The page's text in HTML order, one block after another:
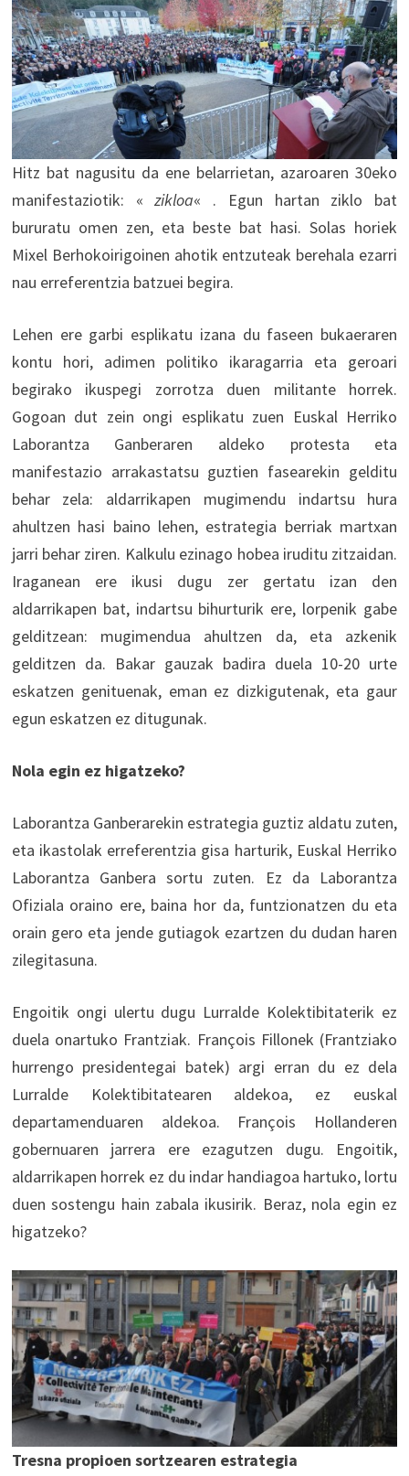
Hitz bat nagusitu da ene belarrietan, azaroaren 30eko
manifestaziotik: «zikloa« . Egun hartan ziklo bat
bururatu omen zen, eta beste bat hasi. Solas horiek
Mixel Berhokoirigoinen ahotik entzuteak berehala ezarri
nau erreferentzia batzuei begira.
Lehen ere garbi esplikatu izana du faseen bukaeraren
kontu hori, adimen politiko ikaragarria eta geroari
begirako ikuspegi zorrotza duen militante horrek.
Gogoan dut zein ongi esplikatu zuen Euskal Herriko
Laborantza Ganberaren aldeko protesta eta
manifestazio arrakastatsu guztien fasearekin gelditu
behar zela: aldarrikapen mugimendu indartsu hura
ahultzen hasi baino lehen, estrategia berriak martxan
jarri behar ziren. Kalkulu ezinago hobea iruditu zitzaidan.
Iraganean ere ikusi dugu zer gertatu izan den
aldarrikapen bat, indartsu bihurturik ere, lorpenik gabe
gelditzean: mugimendua ahultzen da, eta azkenik
gelditzen da. Bakar gauzak badira duela 10-20 urte
eskatzen genituenak, eman ez dizkigutenak, eta gaur
egun eskatzen ez ditugunak.
Nola egin ez higatzeko?
Laborantza Ganberarekin estrategia guztiz aldatu zuten,
eta ikastolak erreferentzia gisa harturik, Euskal Herriko
Laborantza Ganbera sortu zuten. Ez da Laborantza
Ofiziala oraino ere, baina hor da, funtzionatzen du eta
orain gero eta jende gutiagok ezartzen du dudan haren
zilegitasuna.
Engoitik ongi ulertu dugu Lurralde Kolektibitaterik ez
duela onartuko Frantziak. François Fillonek (Frantziako
hurrengo presidentegai batek) argi erran du ez dela
Lurralde Kolektibitatearen aldekoa, ez euskal
departamenduaren aldekoa. François Hollanderen
gobernuaren jarrera ere ezagutzen dugu. Engoitik,
aldarrikapen horrek ez du indar handiagoa hartuko, lortu
duen sostengu hain zabala ikusirik. Beraz, nola egin ez
higatzeko?
Tresna propioen sortzearen estrategia